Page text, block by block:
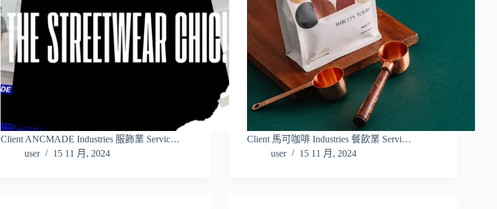
Client ANCMADE Industries 服飾業 Servic…
user
15 11 月, 2024
Client 馬可咖啡 Industries 餐飲業 Servi…
user
15 11 月, 2024